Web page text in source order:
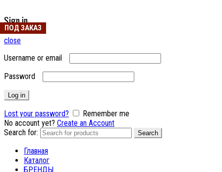
Sign in
close
Username or email
Password
Log in
Lost your password?
Remember me
No account yet? Create an Account
Search for:
Search
Главная
Каталог
БРЕНДЫ
ПОД ЗАКАЗ